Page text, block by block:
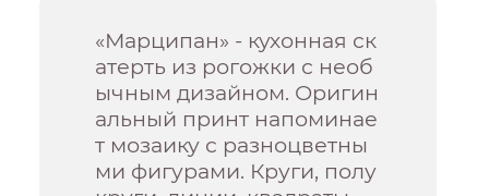
«Марципан» - кухонная ск
атерть из рогожки с необ
ычным дизайном. Оригин
альный принт напоминае
т мозаику с разноцветны
ми фигурами. Круги, полу